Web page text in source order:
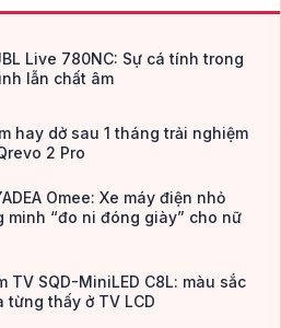
Live 780NC: Sự cá tính trong
lẫn chất âm
hay dở sau 1 tháng trải nghiệm
2 Pro
Omee: Xe máy điện nhỏ
minh “đo ni đóng giày” cho nữ
TV SQD-MiniLED C8L: màu sắc
từng thấy ở TV LCD